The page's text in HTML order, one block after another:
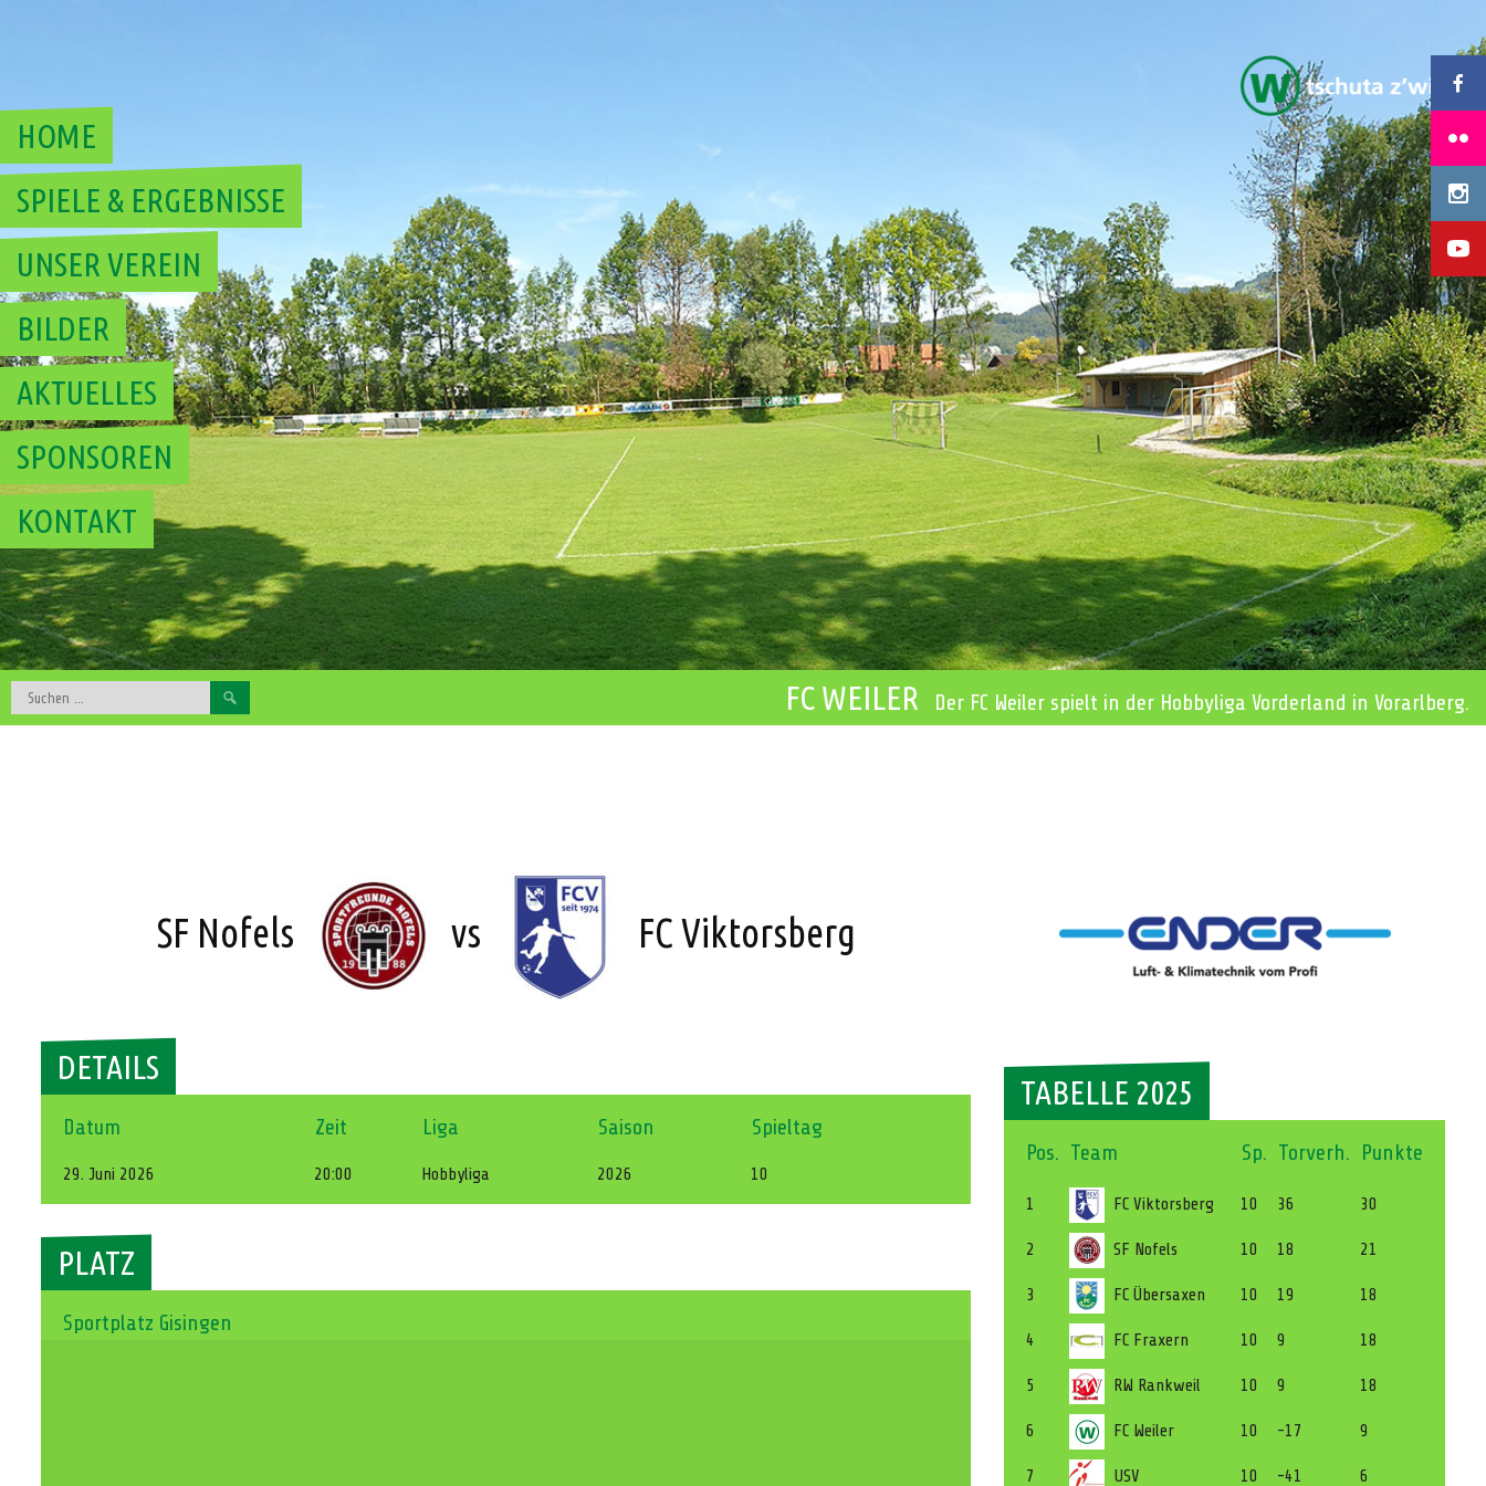
FC WEILER Der FC Weiler spielt in der Hobbyliga Vorderland in Vorarlberg.
HOME
SPIELE & ERGEBNISSE
UNSER VEREIN
BILDER
AKTUELLES
SPONSOREN
KONTAKT
Suchen
nach:
SF Nofels vs FC Viktorsberg
DETAILS
Datum Zeit Liga Saison Spieltag
29. Juni 2026 20:00 Hobbyliga 2026 10
PLATZ
Sportplatz Gisingen
TABELLE 2025
Pos. Team Sp. Torverh. Punkte
1 FC Viktorsberg 10 36 30
2 SF Nofels 10 18 21
3 FC Übersaxen 10 19 18
4 FC Fraxern 10 9 18
5 RW Rankweil 10 9 18
6 FC Weiler 10 -17 9
7
USV
10 -41 6